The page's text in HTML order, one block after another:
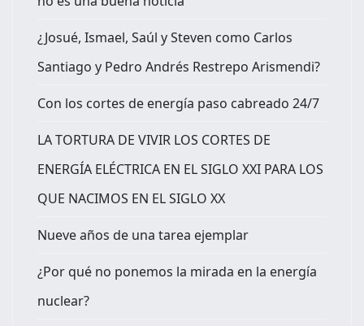
¿Josué, Ismael, Saúl y Steven como Carlos
Santiago y Pedro Andrés Restrepo Arismendi?
Con los cortes de energía paso cabreado 24/7
LA TORTURA DE VIVIR LOS CORTES DE
ENERGÍA ELÉCTRICA EN EL SIGLO XXI PARA LOS
QUE NACIMOS EN EL SIGLO XX
Nueve años de una tarea ejemplar
¿Por qué no ponemos la mirada en la energía
nuclear?